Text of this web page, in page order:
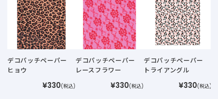
デコパッチペーパー
ヒョウ
¥330(税込)
デコパッチペーパー
レースフラワー
¥330(税込)
デコパッチペーパー
トライアングル
¥330(税込)